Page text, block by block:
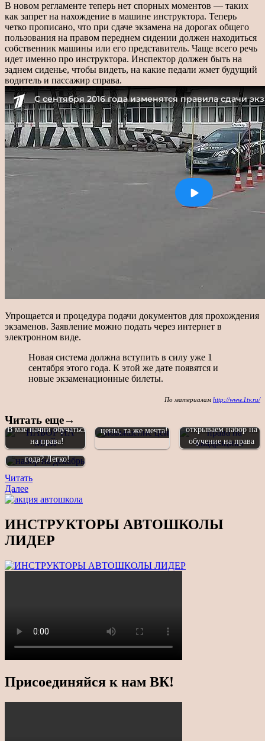
В новом регламенте теперь нет спорных моментов — таких
как запрет на нахождение в машине инструктора. Теперь
четко прописано, что при сдаче экзамена на дорогах общего
пользования на правом переднем сидении должен находиться
собственник машины или его представитель. Чаще всего речь
идет именно про инструктора. Инспектор должен быть на
заднем сиденье, чтобы видеть, на какие педали жмет будущий
водитель и пассажир справа.
Упрощается и процедура подачи документов для прохождения
экзаменов. Заявление можно подать через интернет в
электронном виде.
Новая система должна вступить в силу уже 1
сентября этого года. К этой же дате появятся и
новые экзаменационные билеты.
По материалам http://www.1tv.ru/
Читать еще→
В мае начни обучаться
на права!
цены, та же мечта!
открываем набор на
обучение на права
Права к весне 2026
года? Легко!
Навигация
по
Предыдущая
новость
Читать
Читать
еще
Далее
ИНСТРУКТОРЫ АВТОШКОЛЫ
ЛИДЕР
Присоединяйся к нам ВК!